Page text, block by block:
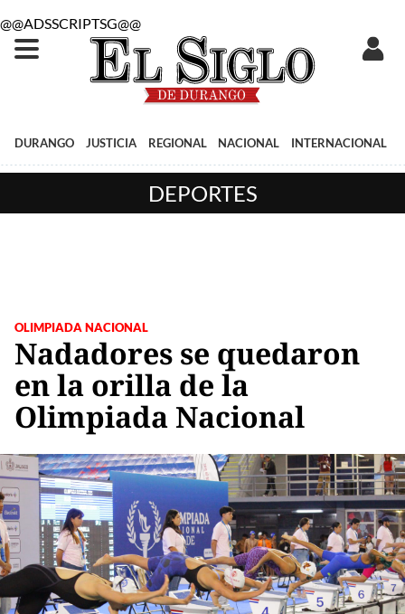
@@ADSSCRIPTSG@@
DURANGO JUSTICIA REGIONAL NACIONAL INTERNACIONAL
DEPORTES
OLIMPIADA NACIONAL
Nadadores se quedaron
en la orilla de la
Olimpiada Nacional